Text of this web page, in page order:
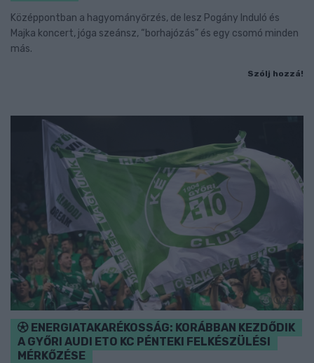
Középpontban a hagyományőrzés, de lesz Pogány Induló és
Majka koncert, jóga szeánsz, “borhajózás” és egy csomó minden
más.
Szólj hozzá!
ENERGIATAKARÉKOSSÁG: KORÁBBAN KEZDŐDIK
A GYŐRI AUDI ETO KC PÉNTEKI FELKÉSZÜLÉSI
MÉRKŐZÉSE